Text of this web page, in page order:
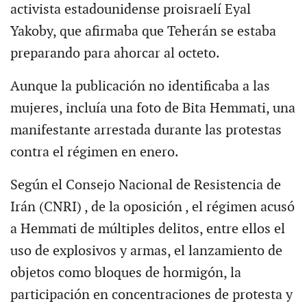
activista estadounidense proisraelí Eyal
Yakoby, que afirmaba que Teherán se estaba
preparando para ahorcar al octeto.
Aunque la publicación no identificaba a las
mujeres, incluía una foto de Bita Hemmati, una
manifestante arrestada durante las protestas
contra el régimen en enero.
Según el Consejo Nacional de Resistencia de
Irán (CNRI) , de la oposición , el régimen acusó
a Hemmati de múltiples delitos, entre ellos el
uso de explosivos y armas, el lanzamiento de
objetos como bloques de hormigón, la
participación en concentraciones de protesta y